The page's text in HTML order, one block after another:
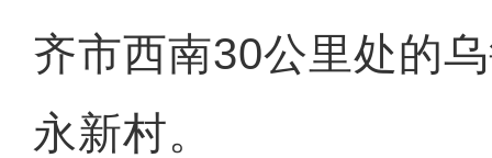
齐市西南30公里处的
永新村。